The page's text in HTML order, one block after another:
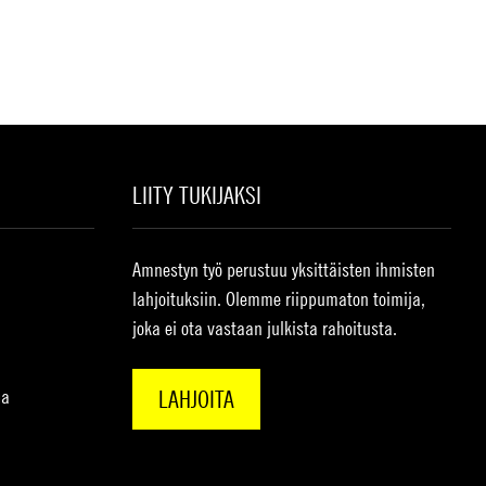
LIITY TUKIJAKSI
Amnestyn työ perustuu yksittäisten ihmisten
lahjoituksiin. Olemme riippumaton toimija,
joka ei ota vastaan julkista rahoitusta.
LAHJOITA